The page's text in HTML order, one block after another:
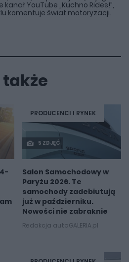
YouTube „Kuchno Rides!”,
komentuje świat motoryzacji.
PRODUCENCI I RYNEK
5 ZDJĘĆ
Salon Samochodowy w
Paryżu 2026. Te
samochody zadebiutują
już w październiku.
Nowości nie zabraknie
Redakcja autoGALERIA.pl